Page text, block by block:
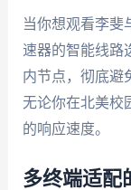
当你想观看李斐
速器的智能线路
内节点，彻底避
无论你在北美校
的响应速度。
多终端适配